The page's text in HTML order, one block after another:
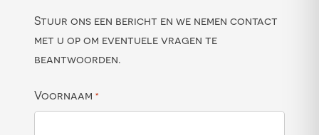
Stuur ons een bericht en we nemen contact
met u op om eventuele vragen te
beantwoorden.
Voornaam *